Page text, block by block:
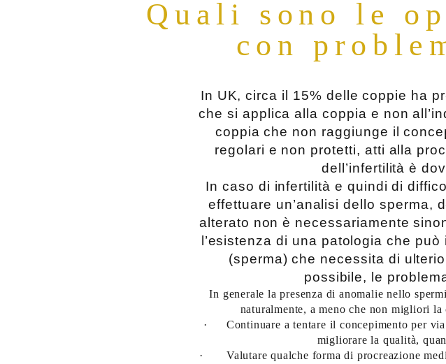
Quali sono le
con
In UK, circa il 15% delle coppie ha
che si applica alla coppia e non
coppia che non raggiunge il
regolari e non protetti, atti alla
dell’infertilità è
In caso di infertilità e quindi di
effettuare un’analisi dello sperma,
alterato non è necessariamente
l’esistenza di una patologia che
(sperma) che necessita di
possibile, le
In generale la presenza di anomalie nello
naturalmente, a meno che non migliori la
· Continuare a tentare il concepimento per
migliorare la qualità,
· Valutare qualche forma di procreazione